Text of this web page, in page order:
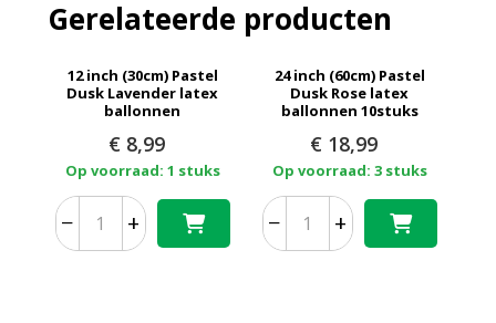
Gerelateerde producten
12 inch (30cm) Pastel
Dusk Lavender latex
ballonnen
€ 8,99
Op voorraad: 1 stuks
− +
24 inch (60cm) Pastel
Dusk Rose latex
ballonnen 10stuks
€ 18,99
Op voorraad: 3 stuks
− +